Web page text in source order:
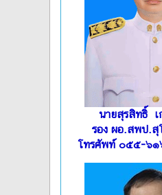
นายสุรสิทธิ์ เ
รอง ผอ.สพป.สุ
โทรศัพท์ ๐๕๕-๖